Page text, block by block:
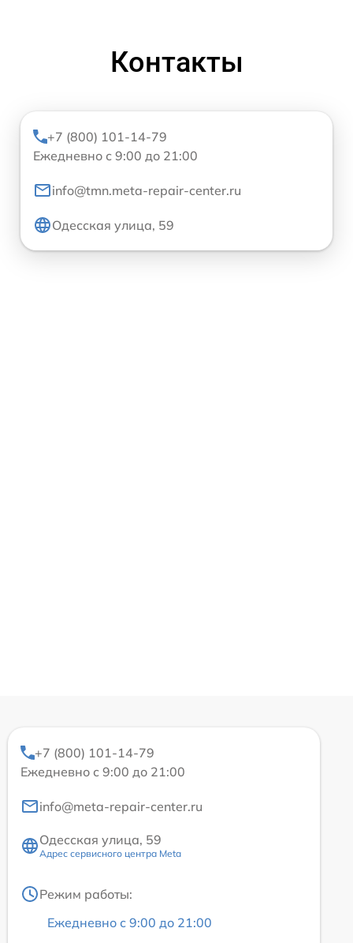
Контакты
+7 (800) 101-14-79
Ежедневно с 9:00 до 21:00
info@tmn.meta-repair-center.ru
Одесская улица, 59
+7 (800) 101-14-79
Ежедневно с 9:00 до 21:00
info@meta-repair-center.ru
Одесская улица, 59
Адрес сервисного центра Meta
Режим работы:
Ежедневно с 9:00 до 21:00